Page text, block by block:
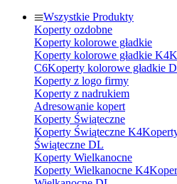
Wszystkie Produkty
Koperty ozdobne
Koperty kolorowe gładkie
Koperty kolorowe gładkie K4
C6Koperty kolorowe gładkie
Koperty z logo firmy
Koperty z nadrukiem
Adresowanie kopert
Koperty Świąteczne
Koperty Świąteczne K4
Świąteczne DL
Koperty Wielkanocne
Koperty Wielkanocne K4